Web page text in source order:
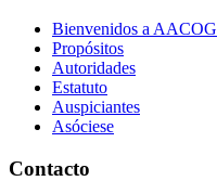
Bienvenidos a AACOG
Propósitos
Autoridades
Estatuto
Auspiciantes
Asóciese
Contacto